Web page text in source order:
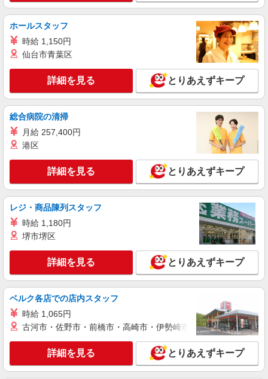
【正社員】月給240,000〜400,000円 ・基本
給：200,000円〜220,000円 ・資格手当：10,000〜
30,000円 ・役職手当：10,000〜70,000円 ・処遇改
善手当：20,000〜60,000円（勤続年数、保有資格
により変動） ・固定残業手当：20,000円（10時
間） ※固定残業時間を超過する場合には超過勤務
手当として別途支給 ・夜勤手当：10,000円/1回
（上記給与とは別に支給） 下記資格をお持ちの方
歓迎 ・認知症介護基礎研修 ・初任者研修 ・実務
者研修 ・介護福祉士 など
詳細を見る
株式会社kotrio /●YK-S-2098606
仲町台駅◆病院の補助STAFF◆患者さん支援/
【正社員】月給240,000〜400,000円 ・基本
給：200,000円〜220,000円 ・資格手当：10,000〜
30,000円 ・役職手当：10,000〜70,000円 ・処遇改
善手当：20,000〜60,000円（勤続年数、保有資格
により変動） ・固定残業手当：20,000円（10時
間） ※固定残業時間を超過する場合には超過勤務
手当として別途支給 ・夜勤手当：10,000円/1回
歓迎 ・認知症介護基礎研修 ・初任者研修 ・実務
神奈川県横浜市都筑区
詳細を見る
職業紹介
株式会社kotrio /●YK-S-2098651
センター南駅◆病院の補助STAFF◆患者さん
支援/消毒など≪経験不問≫
【正社員】月給240,000〜400,000円 ・基本
給：200,000円〜220,000円 ・資格手当：10,000〜
30,000円 ・役職手当：10,000〜70,000円 ・処遇改
善手当：20,000〜60,000円（勤続年数、保有資格
により変動） ・固定残業手当：20,000円（10時
間） ※固定残業時間を超過する場合には超過勤務
手当として別途支給 ・夜勤手当：10,000円/1回
（上記給与とは別に支給） 下記資格をお持ちの方
歓迎 ・認知症介護基礎研修 ・初任者研修 ・実務
者研修 ・介護福祉士 など
神奈川県横浜市都筑区
キープ 詳細を見る
株式会社kotrio /●YK-S-2097404
ホールスタッフ
時給 1,150円
仙台市青葉区
詳細を見る とりあえずキープ
総合病院の清掃
月給 257,400円
港区
詳細を見る とりあえずキープ
レジ・商品陳列スタッフ
時給 1,180円
堺市堺区
詳細を見る とりあえずキープ
ベルク各店での店内スタッフ
時給 1,065円
古河市・佐野市・前橋市・高崎市・伊勢崎市・太田市・館林市
詳細を見る とりあえずキープ